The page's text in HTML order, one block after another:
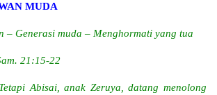
MUDA
– Generasi muda – Menghormati yang tua
21:15-22
Abisai, anak Zeruya, datang menolong